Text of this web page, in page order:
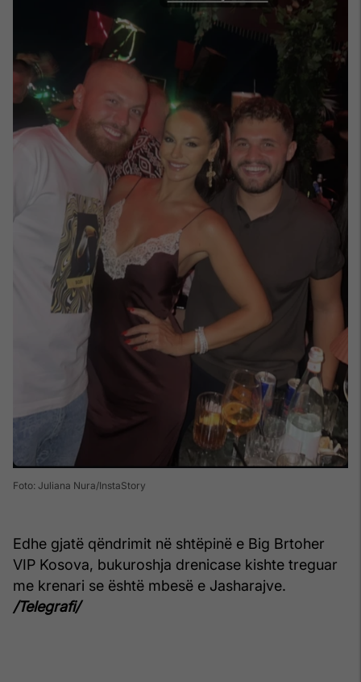
Foto: Juliana Nura/InstaStory
Edhe gjatë qëndrimit në shtëpinë e Big Brtoher
VIP Kosova, bukuroshja drenicase kishte treguar
me krenari se është mbesë e Jasharajve.
/Telegrafi/